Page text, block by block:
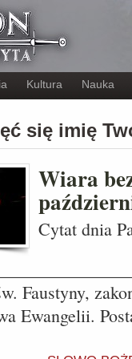
Kultura Nauka
się imię
Wiara
Cytat dnia
Faustyny,
Ewangelii.